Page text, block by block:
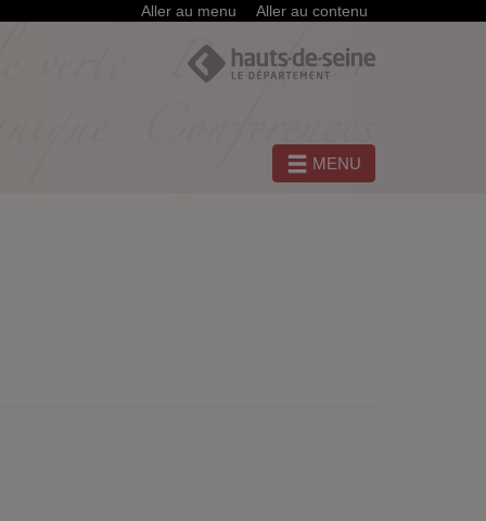
Aller au menu Aller au contenu
MENU